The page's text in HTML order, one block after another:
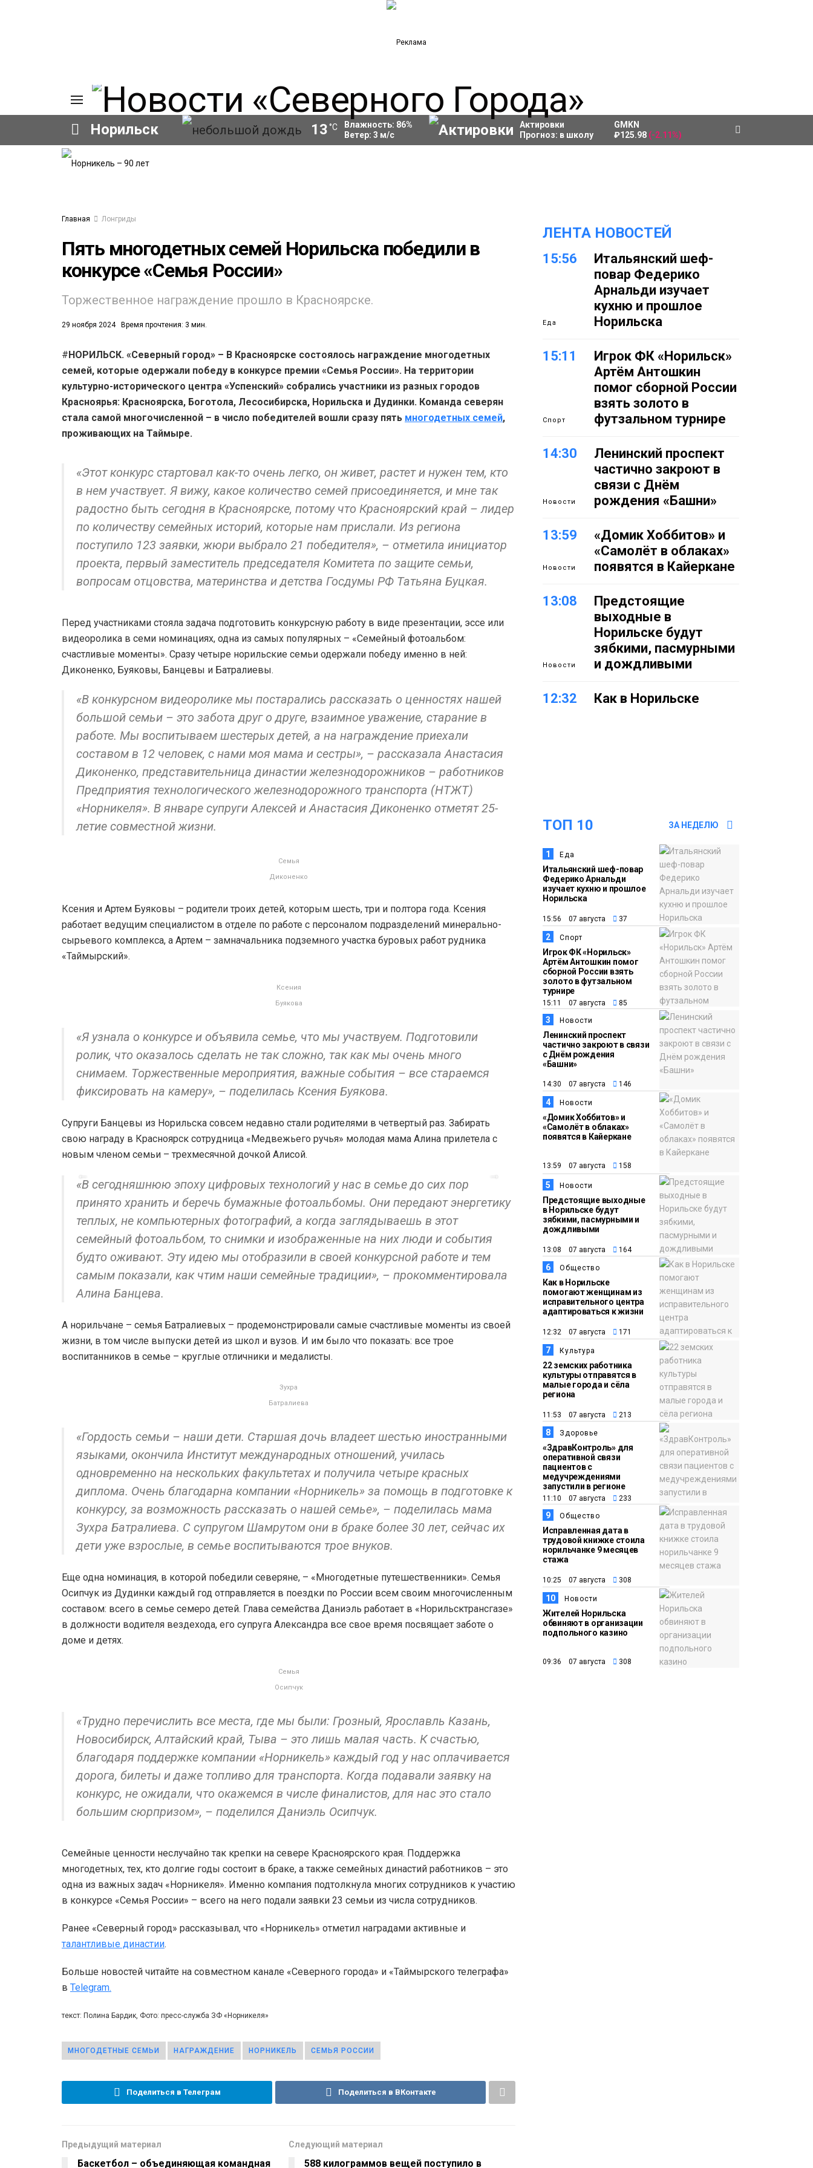
Норильск 13 °C Влажность: 86%
Ветер: 3 м/с
Актировки
Прогноз: в школу
GMKN
₽125.98 (-2.11%)
Главная Лонгриды
Пять многодетных семей Норильска победили в
конкурсе «Семья России»
Торжественное награждение прошло в Красноярске.
29 ноября 2024 Время прочтения: 3 мин.
#НОРИЛЬСК. «Северный город» – В Красноярске состоялось награждение многодетных
семей, которые одержали победу в конкурсе премии «Семья России». На территории
культурно-исторического центра «Успенский» собрались участники из разных городов
Красноярья: Красноярска, Боготола, Лесосибирска, Норильска и Дудинки. Команда северян
стала самой многочисленной – в число победителей вошли сразу пять многодетных семей,
проживающих на Таймыре.
«Этот конкурс стартовал как-то очень легко, он живет, растет и нужен тем, кто
в нем участвует. Я вижу, какое количество семей присоединяется, и мне так
радостно быть сегодня в Красноярске, потому что Красноярский край – лидер
по количеству семейных историй, которые нам прислали. Из региона
поступило 123 заявки, жюри выбрало 21 победителя», – отметила инициатор
проекта, первый заместитель председателя Комитета по защите семьи,
вопросам отцовства, материнства и детства Госдумы РФ Татьяна Буцкая.
Перед участниками стояла задача подготовить конкурсную работу в виде презентации, эссе или
видеоролика в семи номинациях, одна из самых популярных – «Семейный фотоальбом:
счастливые моменты». Сразу четыре норильские семьи одержали победу именно в ней:
Диконенко, Буяковы, Банцевы и Батралиевы.
«В конкурсном видеоролике мы постарались рассказать о ценностях нашей
большой семьи – это забота друг о друге, взаимное уважение, старание в
работе. Мы воспитываем шестерых детей, а на награждение приехали
составом в 12 человек, с нами моя мама и сестры», – рассказала Анастасия
Диконенко, представительница династии железнодорожников – работников
Предприятия технологического железнодорожного транспорта (НТЖТ)
«Норникеля». В январе супруги Алексей и Анастасия Диконенко отметят 25-
летие совместной жизни.
Семья
Диконенко
Ксения и Артем Буяковы – родители троих детей, которым шесть, три и полтора года. Ксения
работает ведущим специалистом в отделе по работе с персоналом подразделений минерально-
сырьевого комплекса, а Артем – замначальника подземного участка буровых работ рудника
«Таймырский».
Ксения
Буякова
«Я узнала о конкурсе и объявила семье, что мы участвуем. Подготовили
ролик, что оказалось сделать не так сложно, так как мы очень много
снимаем. Торжественные мероприятия, важные события – все стараемся
фиксировать на камеру», – поделилась Ксения Буякова.
Супруги Банцевы из Норильска совсем недавно стали родителями в четвертый раз. Забирать
свою награду в Красноярск сотрудница «Медвежьего ручья» молодая мама Алина прилетела с
новым членом семьи – трехмесячной дочкой Алисой.
«В сегодняшнюю эпоху цифровых технологий у нас в семье до сих пор
принято хранить и беречь бумажные фотоальбомы. Они передают энергетику
теплых, не компьютерных фотографий, а когда заглядываешь в этот
семейный фотоальбом, то снимки и изображенные на них люди и события
будто оживают. Эту идею мы отобразили в своей конкурсной работе и тем
самым показали, как чтим наши семейные традиции», – прокомментировала
Алина Банцева.
А норильчане – семья Батралиевых – продемонстрировали самые счастливые моменты из своей
жизни, в том числе выпуски детей из школ и вузов. И им было что показать: все трое
воспитанников в семье – круглые отличники и медалисты.
Зухра
Батралиева
«Гордость семьи – наши дети. Старшая дочь владеет шестью иностранными
языками, окончила Институт международных отношений, училась
одновременно на нескольких факультетах и получила четыре красных
диплома. Очень благодарна компании «Норникель» за помощь в подготовке к
конкурсу, за возможность рассказать о нашей семье», – поделилась мама
Зухра Батралиева. С супругом Шамрутом они в браке более 30 лет, сейчас их
дети уже взрослые, в семье воспитываются трое внуков.
Еще одна номинация, в которой победили северяне, – «Многодетные путешественники». Семья
Осипчук из Дудинки каждый год отправляется в поездки по России всем своим многочисленным
составом: всего в семье семеро детей. Глава семейства Даниэль работает в «Норильсктрансгазе»
в должности водителя вездехода, его супруга Александра все свое время посвящает заботе о
доме и детях.
Семья
Осипчук
«Трудно перечислить все места, где мы были: Грозный, Ярославль Казань,
Новосибирск, Алтайский край, Тыва – это лишь малая часть. К счастью,
благодаря поддержке компании «Норникель» каждый год у нас оплачивается
дорога, билеты и даже топливо для транспорта. Когда подавали заявку на
конкурс, не ожидали, что окажемся в числе финалистов, для нас это стало
большим сюрпризом», – поделился Даниэль Осипчук.
Семейные ценности неслучайно так крепки на севере Красноярского края. Поддержка
многодетных, тех, кто долгие годы состоит в браке, а также семейных династий работников – это
одна из важных задач «Норникеля». Именно компания подтолкнула многих сотрудников к участию
в конкурсе «Семья России» – всего на него подали заявки 23 семьи из числа сотрудников.
Ранее «Северный город» рассказывал, что «Норникель» отметил наградами активные и
талантливые династии.
Больше новостей читайте на совместном канале «Северного города» и «Таймырского телеграфа»
в Telegram.
текст: Полина Бардик, Фото: пресс-служба ЗФ «Норникеля»
МНОГОДЕТНЫЕ СЕМЬИ НАГРАЖДЕНИЕ НОРНИКЕЛЬ СЕМЬЯ РОССИИ
Поделиться в Телеграм Поделиться в ВКонтакте
Предыдущий материал
Баскетбол – объединяющая командная
Следующий материал
588 килограммов вещей поступило в
ЛЕНТА НОВОСТЕЙ
15:56
Еда
Итальянский шеф-
повар Федерико
Арнальди изучает
кухню и прошлое
Норильска
15:11
Спорт
Игрок ФК «Норильск»
Артём Антошкин
помог сборной России
взять золото в
футзальном турнире
14:30
Новости
Ленинский проспект
частично закроют в
связи с Днём
рождения «Башни»
13:59
Новости
«Домик Хоббитов» и
«Самолёт в облаках»
появятся в Кайеркане
13:08
Новости
Предстоящие
выходные в
Норильске будут
зябкими, пасмурными
и дождливыми
12:32
Как в Норильске
Культура
культуры отправятся
в малые города и сёла
11:10
Здоровье
«ЗдравКонтроль» для
оперативной связи
пациентов с
медучреждениями
запустили в регионе
10:25
Общество
Исправленная дата в
трудовой книжке
стоила норильчанке 9
месяцев стажа
09:36
Новости
Жителей Норильска
обвиняют в
организации
подпольного казино
ТОП 10 ЗА НЕДЕЛЮ
1 Еда
Итальянский шеф-повар
Федерико Арнальди
изучает кухню и прошлое
Норильска
15:56 07 августа 37
2 Спорт
Игрок ФК «Норильск»
Артём Антошкин помог
сборной России взять
золото в футзальном
турнире
15:11 07 августа 85
3 Новости
Ленинский проспект
частично закроют в связи
с Днём рождения
«Башни»
14:30 07 августа 146
4 Новости
«Домик Хоббитов» и
«Самолёт в облаках»
появятся в Кайеркане
13:59 07 августа 158
5 Новости
Предстоящие выходные
в Норильске будут
зябкими, пасмурными и
дождливыми
13:08 07 августа 164
6 Общество
Как в Норильске
помогают женщинам из
исправительного центра
адаптироваться к жизни
12:32 07 августа 171
7 Культура
22 земских работника
культуры отправятся в
малые города и сёла
региона
11:53 07 августа 213
8 Здоровье
«ЗдравКонтроль» для
оперативной связи
пациентов с
медучреждениями
запустили в регионе
11:10 07 августа 233
9 Общество
Исправленная дата в
трудовой книжке стоила
норильчанке 9 месяцев
стажа
10:25 07 августа 308
10 Новости
Жителей Норильска
обвиняют в организации
подпольного казино
09:36 07 августа 308